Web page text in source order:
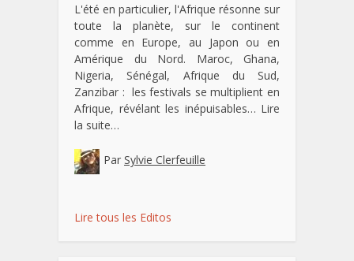
L'été en particulier, l'Afrique résonne sur
toute la planète, sur le continent
comme en Europe, au Japon ou en
Amérique du Nord. Maroc, Ghana,
Nigeria, Sénégal, Afrique du Sud,
Zanzibar : les festivals se multiplient en
Afrique, révélant les inépuisables… Lire
la suite…
Par Sylvie Clerfeuille
Lire tous les Editos